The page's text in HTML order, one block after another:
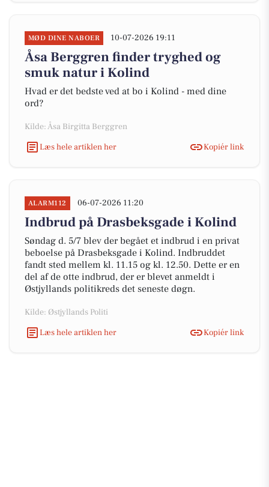
MØD DINE NABOER 10-07-2026 19:11
Åsa Berggren finder tryghed og
smuk natur i Kolind
Hvad er det bedste ved at bo i Kolind - med dine
ord?
Kilde: Åsa Birgitta Berggren
Læs hele artiklen her
Kopiér link
ALARM112 06-07-2026 11:20
Indbrud på Drasbeksgade i Kolind
Søndag d. 5/7 blev der begået et indbrud i en privat
beboelse på Drasbeksgade i Kolind. Indbruddet
fandt sted mellem kl. 11.15 og kl. 12.50. Dette er en
del af de otte indbrud, der er blevet anmeldt i
Østjyllands politikreds det seneste døgn.
Kilde: Østjyllands Politi
Læs hele artiklen her
Kopiér link